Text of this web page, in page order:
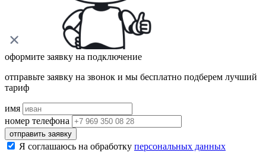
оформите заявку на подключение
отправьте заявку на звонок и мы бесплатно подберем лучший
тариф
имя
номер телефона
отправить заявку
Я соглашаюсь на обработку персональных данных